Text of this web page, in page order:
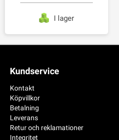
I lager
Kundservice
Kontakt
Köpvillkor
Betalning
Leverans
Retur och reklamationer
Integritet